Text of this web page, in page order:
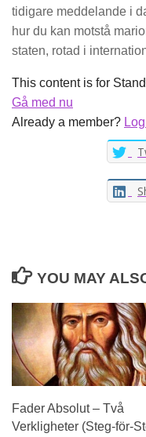
tidigare meddelande i
hur du kan motstå
staten, rotad i
This content is for
Gå med nu
Already a member?
YOU MAY
Fader Absolut – Två
Verkligheter (Steg-för-